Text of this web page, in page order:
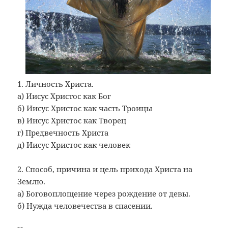
1. Личность Христа.
а) Иисус Христос как Бог
б) Иисус Христос как часть Троицы
в) Иисус Христос как Творец
г) Предвечность Христа
д) Иисус Христос как человек
2. Способ, причина и цель прихода Христа на
Землю.
а) Боговоплощение через рождение от девы.
б) Нужда человечества в спасении.